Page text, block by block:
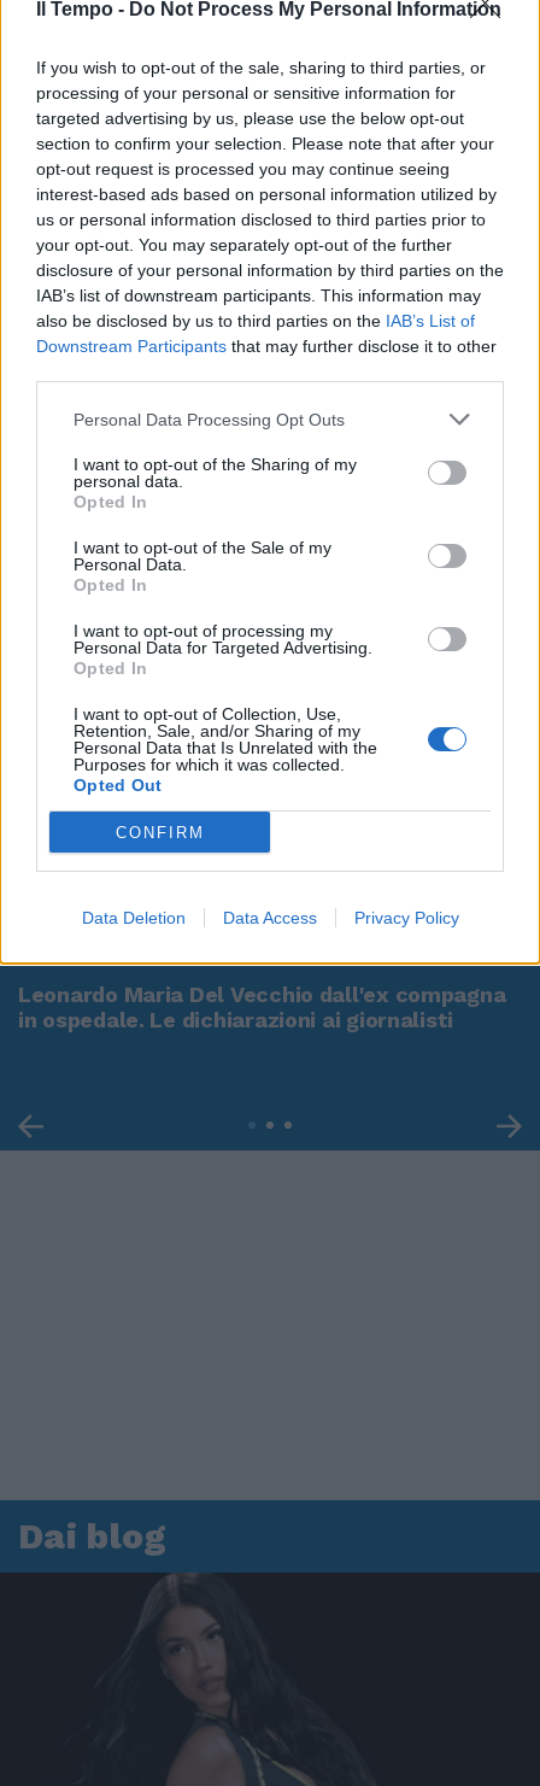
Il Tempo - Do Not Process My Personal Information
If you wish to opt-out of the sale, sharing to third parties, or
processing of your personal or sensitive information for
targeted advertising by us, please use the below opt-out
section to confirm your selection. Please note that after your
opt-out request is processed you may continue seeing
interest-based ads based on personal information utilized by
us or personal information disclosed to third parties prior to
your opt-out. You may separately opt-out of the further
disclosure of your personal information by third parties on the
IAB’s list of downstream participants. This information may
also be disclosed by us to third parties on the IAB’s List of
Downstream Participants that may further disclose it to other
Personal Data Processing Opt Outs
I want to opt-out of the Sharing of my
personal data.
Opted In
I want to opt-out of the Sale of my
Personal Data.
Opted In
I want to opt-out of processing my
Personal Data for Targeted Advertising.
Opted In
I want to opt-out of Collection, Use,
Retention, Sale, and/or Sharing of my
Personal Data that Is Unrelated with the
Purposes for which it was collected.
Opted Out
CONFIRM
Data Deletion Data Access Privacy Policy
00:00 01:16
Leonardo Maria Del Vecchio dall'ex compagna
in ospedale. Le dichiarazioni ai giornalisti
Dai blog